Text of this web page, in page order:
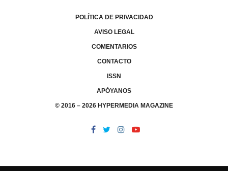
POLÍTICA DE PRIVACIDAD
AVISO LEGAL
COMENTARIOS
CONTACTO
ISSN
APÓYANOS
© 2016 – 2026 HYPERMEDIA MAGAZINE